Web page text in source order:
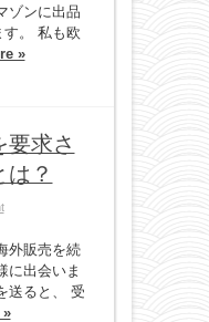
ゾンに出品
す。 私も欧
»
要求さ
？
外販売を続
に出会いま
送ると、 受